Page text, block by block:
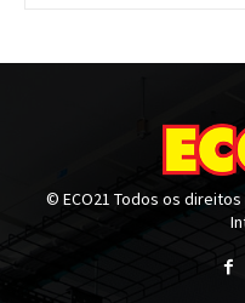
© ECO21 Todos os